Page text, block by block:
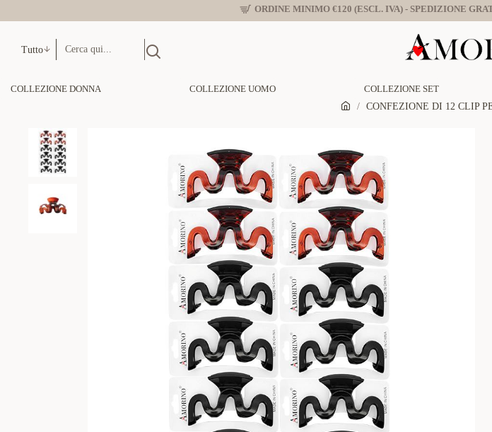
ORDINE MINIMO €120 (ESCL. IVA) - SPEDIZIONE
Tutto
COLLEZIONE DONNA COLLEZIONE UOMO COLLEZIONE SET
CONFEZIONE DI 12 CLIP